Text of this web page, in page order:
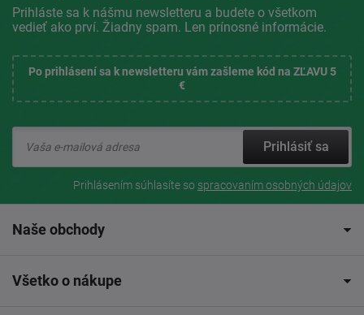
Prihláste sa k nášmu newsletteru a budete o všetkom
vedieť ako prví. Žiadny spam. Len prínosné informácie.
Po prihlásení sa k newsletteru vám zašleme kód na ZĽAVU 5
€
Prihlásiť sa
Prihlásením súhlasíte so spracovaním osobných údajov
Naše obchody
Všetko o nákupe